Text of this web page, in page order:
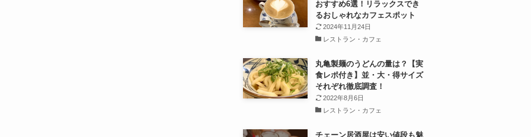
おすすめ6選！リラックスでき
るおしゃれなカフェスポット
2024年11月24日
レストラン・カフェ
丸亀製麺のうどんの量は？【実
食レポ付き】並・大・得サイズ
それぞれ徹底調査！
2022年8月6日
レストラン・カフェ
チェーン居酒屋は安い値段も魅